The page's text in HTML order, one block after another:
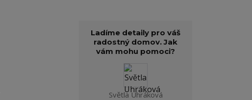
Ladíme detaily pro váš
radostný domov. Jak
vám mohu pomoci?
Světla Uhráková